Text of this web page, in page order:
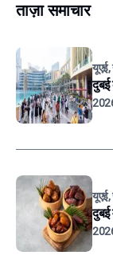
ताज़ा समाचार
यूएई,
यूएई,